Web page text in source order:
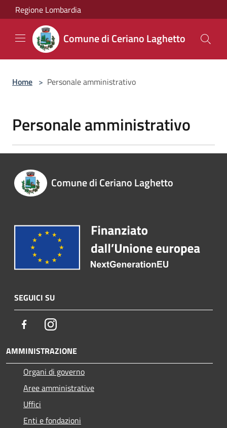
Salta al contenuto principale
Regione Lombardia
Comune di Ceriano Laghetto
Home > Personale amministrativo
Personale amministrativo
Comune di Ceriano Laghetto
SEGUICI SU
FacebookInstagram
AMMINISTRAZIONE
Organi di governo
Aree amministrative
Uffici
Enti e fondazioni